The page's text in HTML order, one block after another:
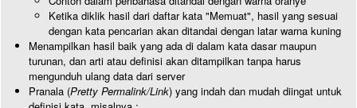
Ketika diklik hasil dari daftar kata "Memuat", hasil yang sesuai
dengan kata pencarian akan ditandai dengan latar warna kuning
Menampilkan hasil baik yang ada di dalam kata dasar maupun
turunan, dan arti atau definisi akan ditampilkan tanpa harus
mengunduh ulang data dari server
Pranala (Pretty Permalink/Link) yang indah dan mudah diingat untuk